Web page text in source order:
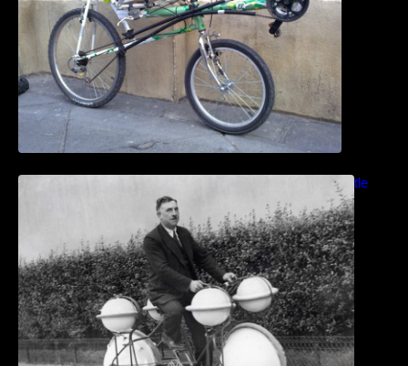
Bicicletas anfibias: Del Cyclomer al Shuttle
Bike Kit